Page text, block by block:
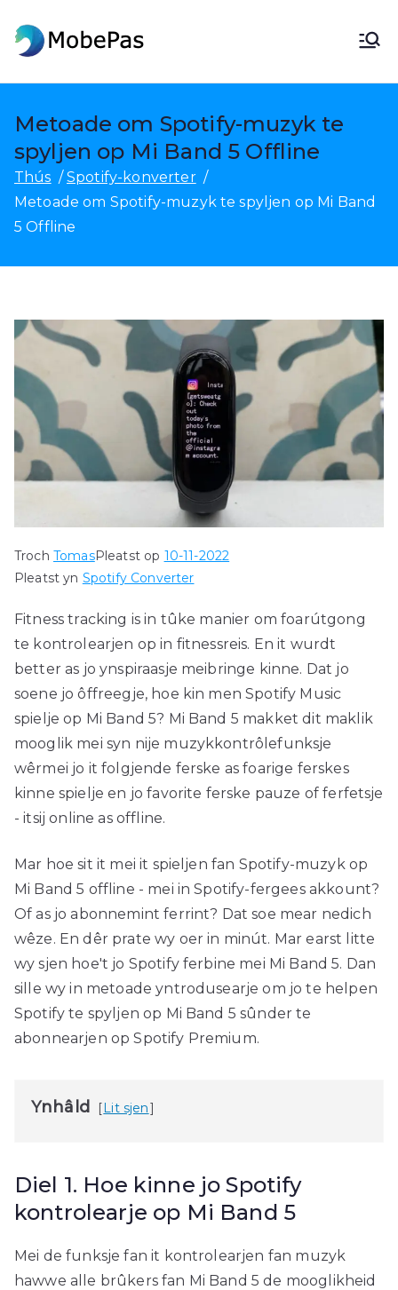
nei
ynhâld
Metoade om Spotify-muzyk te
spyljen op Mi Band 5 Offline
Thús
Spotify-konverter
Metoade om Spotify-muzyk te spyljen op Mi Band
5 Offline
Troch TomasPleatst op 10-11-2022
Pleatst yn Spotify Converter
Fitness tracking is in tûke manier om foarútgong
te kontrolearjen op in fitnessreis. En it wurdt
better as jo ynspiraasje meibringe kinne. Dat jo
soene jo ôffreegje, hoe kin men Spotify Music
spielje op Mi Band 5? Mi Band 5 makket dit maklik
mooglik mei syn nije muzykkontrôlefunksje
wêrmei jo it folgjende ferske as foarige ferskes
kinne spielje en jo favorite ferske pauze of ferfetsje
- itsij online as offline.
Mar hoe sit it mei it spieljen fan Spotify-muzyk op
Mi Band 5 offline - mei in Spotify-fergees akkount?
Of as jo abonnemint ferrint? Dat soe mear nedich
wêze. En dêr prate wy oer in minút. Mar earst litte
wy sjen hoe't jo Spotify ferbine mei Mi Band 5. Dan
sille wy in metoade yntrodusearje om jo te helpen
Spotify te spyljen op Mi Band 5 sûnder te
abonnearjen op Spotify Premium.
Ynhâld Lit sjen
Diel 1. Hoe kinne jo Spotify
kontrolearje op Mi Band 5
Mei de funksje fan it kontrolearjen fan muzyk
hawwe alle brûkers fan Mi Band 5 de mooglikheid